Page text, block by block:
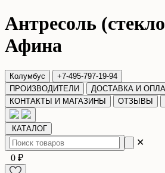
Антресоль
Афина
Колумбус
+7-495-797-19-94
ПРОИЗВОДИТЕЛИ
ДОСТАВКА И
КОНТАКТЫ И МАГАЗИНЫ
ОТЗЫВЫ
КАТАЛОГ
✕
0 ₽